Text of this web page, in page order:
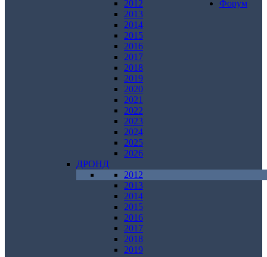
2012
2013
2014
2015
2016
2017
2018
2019
2020
2021
2022
2023
2024
2025
2026
ДРОНД
2012
2013
2014
2015
2016
2017
2018
2019
Форум